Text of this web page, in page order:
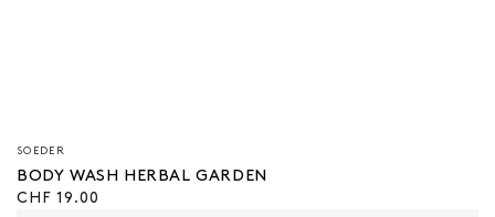
Verkäufer/in:
SOEDER
BODY WASH HERBAL GARDEN
Regulärer
CHF 19.00